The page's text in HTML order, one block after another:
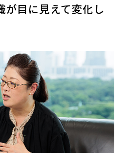
が目に見えて変化し